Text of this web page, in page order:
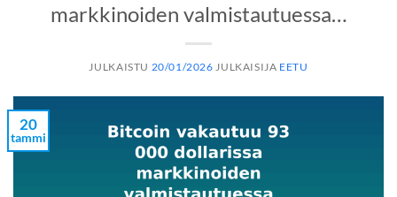
markkinoiden valmistautuessa…
JULKAISTU 20/01/2026 JULKAISIJA EETU
20
tammi